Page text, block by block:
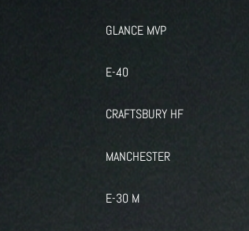
GLANCE MVP
E-40
CRAFTSBURY HF
MANCHESTER
E-30 M